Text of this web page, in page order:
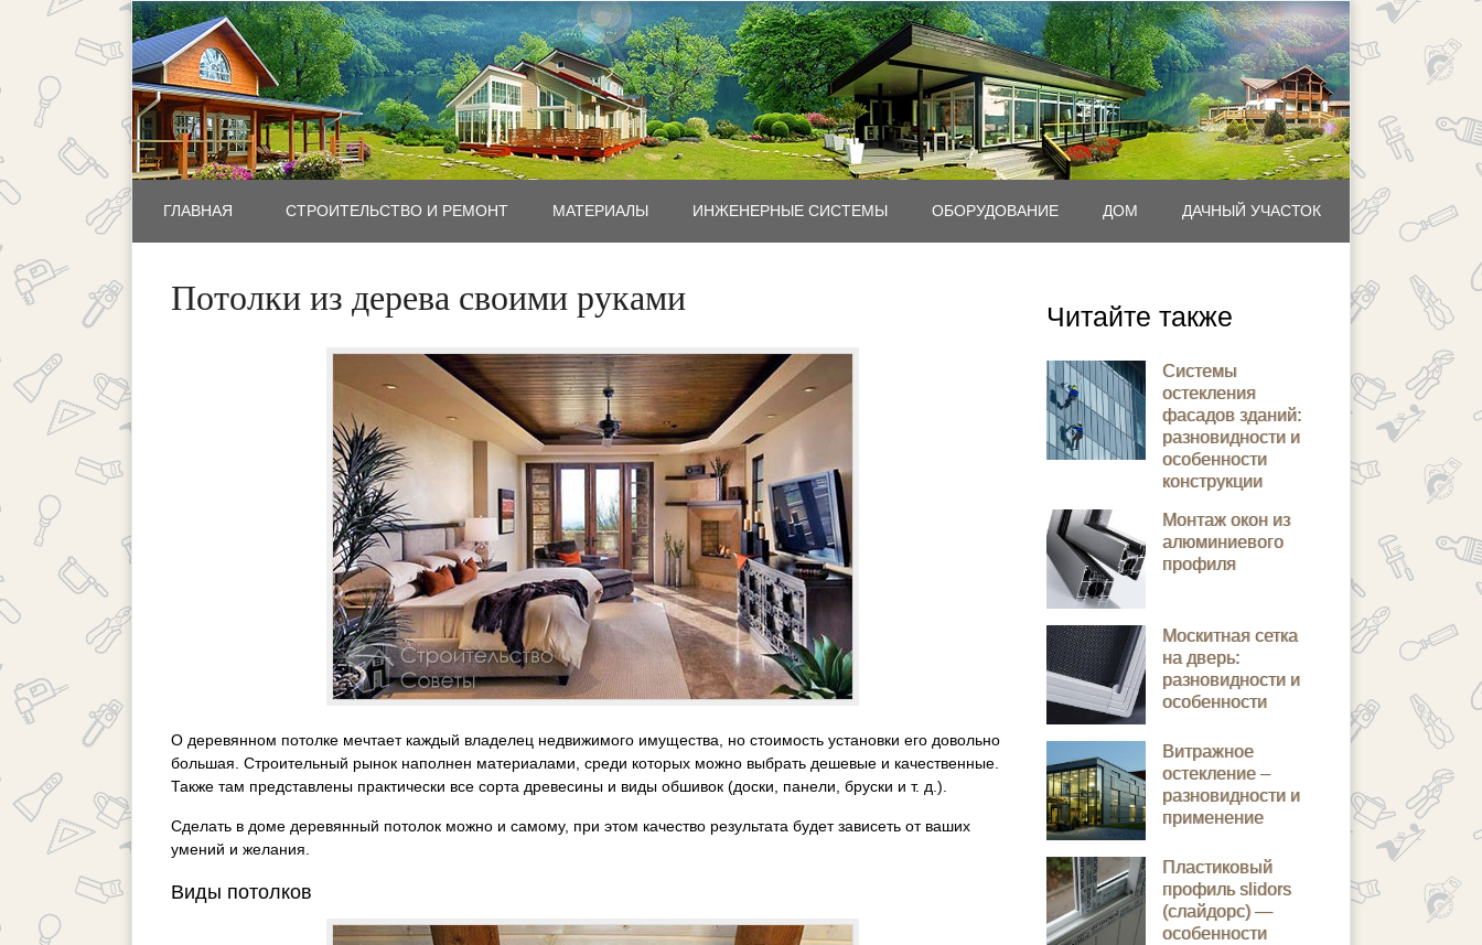
ГЛАВНАЯ СТРОИТЕЛЬСТВО И РЕМОНТ MАТЕРИАЛЫ ИНЖЕНЕРНЫЕ СИСТЕМЫ ОБОРУДОВАНИЕ ДОМ ДАЧНЫЙ УЧАСТОК
Потолки из дерева своими руками
О деревянном потолке мечтает каждый владелец недвижимого имущества, но стоимость установки его довольно
большая. Строительный рынок наполнен материалами, среди которых можно выбрать дешевые и качественные.
Также там представлены практически все сорта древесины и виды обшивок (доски, панели, бруски и т. д.).
Сделать в доме деревянный потолок можно и самому, при этом качество результата будет зависеть от ваших
умений и желания.
Виды потолков
Читайте также
Системы
остекления
фасадов зданий:
разновидности и
особенности
конструкции
Монтаж окон из
алюминиевого
профиля
Москитная сетка
на дверь:
разновидности и
особенности
Витражное
остекление –
разновидности и
применение
Пластиковый
профиль slidors
(слайдорс) —
особенности